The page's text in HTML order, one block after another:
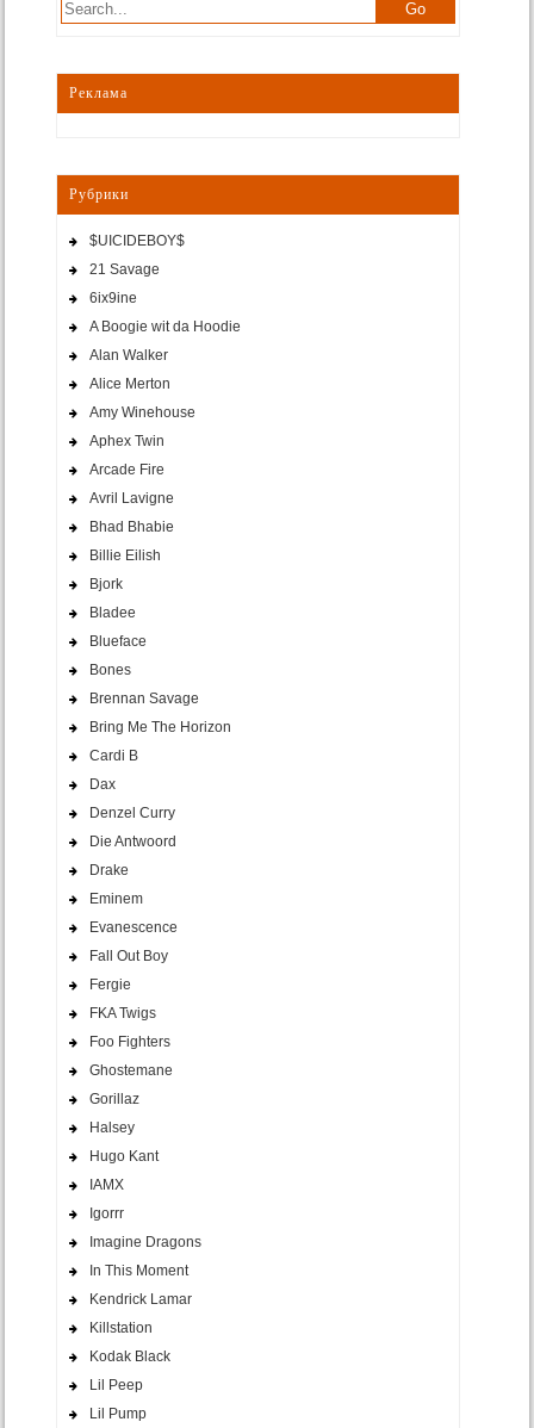
Реклама
Рубрики
$UICIDEBOY$
21 Savage
6ix9ine
A Boogie wit da Hoodie
Alan Walker
Alice Merton
Amy Winehouse
Aphex Twin
Arcade Fire
Avril Lavigne
Bhad Bhabie
Billie Eilish
Bjork
Bladee
Blueface
Bones
Brennan Savage
Bring Me The Horizon
Cardi B
Dax
Denzel Curry
Die Antwoord
Drake
Eminem
Evanescence
Fall Out Boy
Fergie
FKA Twigs
Foo Fighters
Ghostemane
Gorillaz
Halsey
Hugo Kant
IAMX
Igorrr
Imagine Dragons
In This Moment
Kendrick Lamar
Killstation
Kodak Black
Lil Peep
Lil Pump